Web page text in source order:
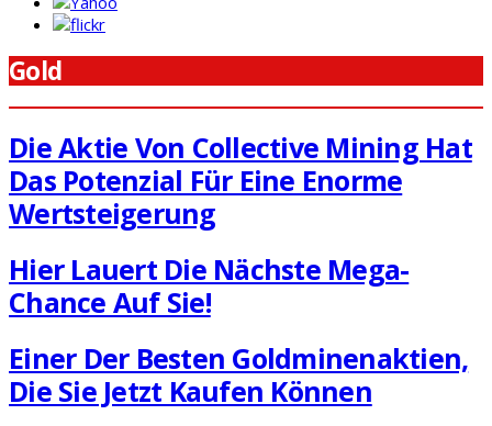
Gold
Die Aktie Von Collective Mining Hat
Das Potenzial Für Eine Enorme
Wertsteigerung
Hier Lauert Die Nächste Mega-
Chance Auf Sie!
Einer Der Besten Goldminenaktien,
Die Sie Jetzt Kaufen Können